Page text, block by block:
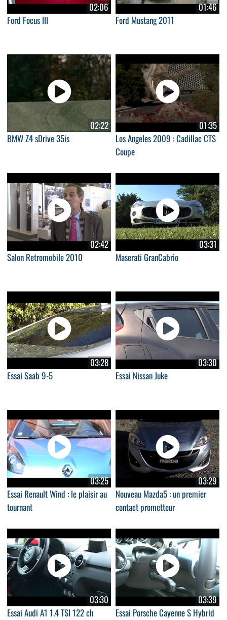
02:06
Ford Focus III
01:46
Ford Mustang 2011
02:22
BMW Z4 sDrive 35is
01:35
Los Angeles 2009 : Cadillac CTS
Coupe
02:42
Salon Retromobile 2010
03:31
Maserati GranCabrio
03:28
Essai Saab 9-5
03:30
Essai Nissan Juke
03:25
Essai Renault Wind : le plaisir au
tournant
03:29
Nouveau Mazda5 : un premier
contact prometteur
03:30
Essai Audi A1 1.4 TSI 122 ch
03:39
Essai Porsche Cayenne S Hybrid